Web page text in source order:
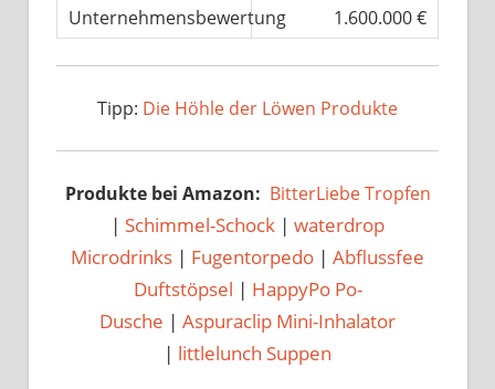
Unternehmensbewertung
1.600.000 €
Tipp: Die Höhle der Löwen Produkte
Produkte bei Amazon: BitterLiebe Tropfen
| Schimmel-Schock | waterdrop
Microdrinks | Fugentorpedo | Abflussfee
Duftstöpsel | HappyPo Po-
Dusche | Aspuraclip Mini-Inhalator
| littlelunch Suppen